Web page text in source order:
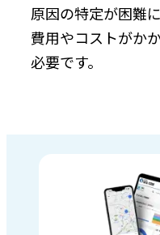
原因の特定が困難
費用やコストがか
必要です。